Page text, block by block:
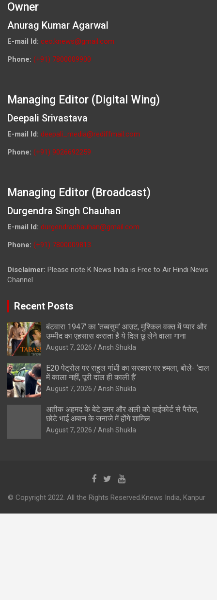
Owner
Anurag Kumar Agarwal
E-mail Id: ceo.knews@gmail.com
Phone: (+91) 7800009900
Managing Editor (Digital Wing)
Deepali Srivastava
E-mail Id: deepali_media@rediffmail.com
Phone: (+91) 9026692259
Managing Editor (Broadcast)
Durgendra Singh Chauhan
E-mail Id: durgendrachauhan@gmail.com
Phone: (+91) 7800009813
Disclaimer: Please note K News India is Free to Air Hindi News
Channel
Recent Posts
बंटवारा 1947′ का ‘तब्बसुम’ आउट, मुश्किल वक्त में प्यार और
उम्मीद का एहसास कराता है ये दिल छू लेने वाला गाना
August 7, 2026 Ansh Shukla
E20 पेट्रोल पर राहुल गांधी का सरकार पर हमला, बोले- ‘दाल
में काला नहीं, पूरी दाल ही काली है’
August 7, 2026 Ansh Shukla
अतीक अहमद के बेटे उमर और अली को हाईकोर्ट से पैरोल,
छोटे भाई अबान के जनाजे में होंगे शामिल
August 7, 2026 Ansh Shukla
© Copyright 2022. All the Rights Reserved.Knews India, Kanpur